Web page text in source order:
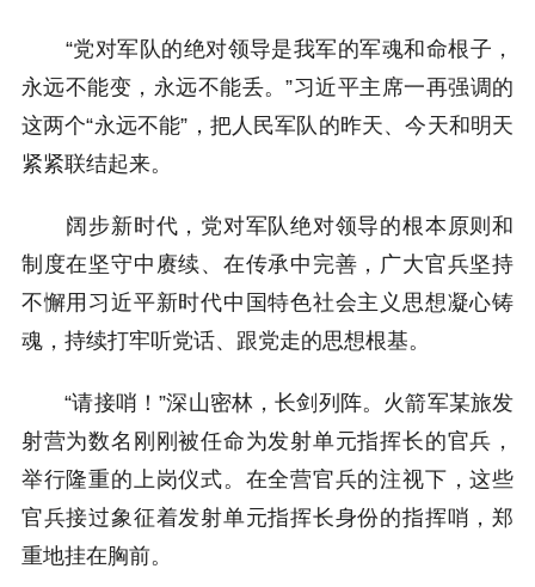
“党对军队的绝对领导是我军的军魂和命根子，
永远不能变，永远不能丢。”习近平主席一再强调的
这两个“永远不能”，把人民军队的昨天、今天和明天
紧紧联结起来。
阔步新时代，党对军队绝对领导的根本原则和
制度在坚守中赓续、在传承中完善，广大官兵坚持
不懈用习近平新时代中国特色社会主义思想凝心铸
魂，持续打牢听党话、跟党走的思想根基。
“请接哨！”深山密林，长剑列阵。火箭军某旅发
射营为数名刚刚被任命为发射单元指挥长的官兵，
举行隆重的上岗仪式。在全营官兵的注视下，这些
官兵接过象征着发射单元指挥长身份的指挥哨，郑
重地挂在胸前。